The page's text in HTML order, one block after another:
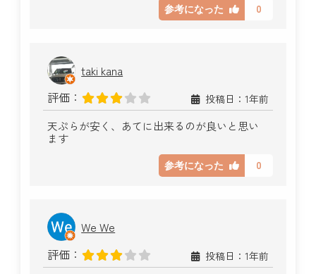
参考になった 0
taki kana
評価：
投稿日：1年前
天ぷらが安く、あてに出来るのが良いと思い
ます
参考になった 0
We We
評価：
投稿日：1年前